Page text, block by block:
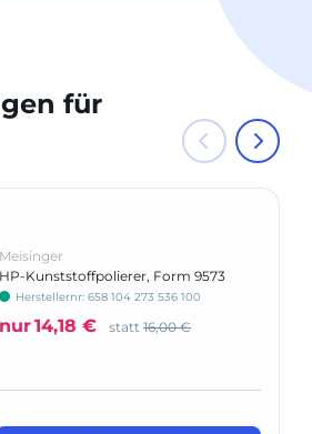
für
Meisinger
HP-Kunststoffpolierer, Form 9573
Herstellernr: 658 104 273 536 100
nur14,18 € statt 16,00 €